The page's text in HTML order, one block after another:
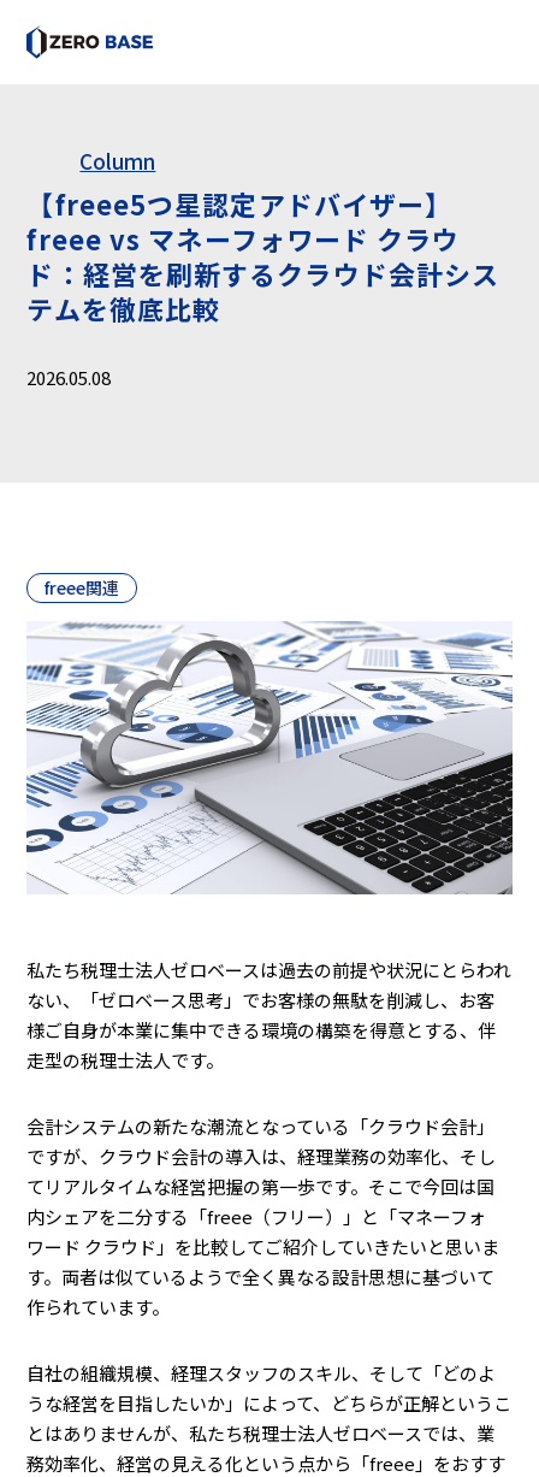
Column
【freee5つ星認定アドバイザー】
freee vs マネーフォワード クラウ
ド：経営を刷新するクラウド会計シス
テムを徹底比較
2026.05.08
freee関連
私たち税理士法人ゼロベースは過去の前提や状況にとらわれ
ない、「ゼロベース思考」でお客様の無駄を削減し、お客
様ご自身が本業に集中できる環境の構築を得意とする、伴
走型の税理士法人です。
会計システムの新たな潮流となっている「クラウド会計」
ですが、クラウド会計の導入は、経理業務の効率化、そし
てリアルタイムな経営把握の第一歩です。そこで今回は国
内シェアを二分する「freee（フリー）」と「マネーフォ
ワード クラウド」を比較してご紹介していきたいと思いま
す。両者は似ているようで全く異なる設計思想に基づいて
作られています。
自社の組織規模、経理スタッフのスキル、そして「どのよ
うな経営を目指したいか」によって、どちらが正解というこ
とはありませんが、私たち税理士法人ゼロベースでは、業
務効率化、経営の見える化という点から「freee」をおすす